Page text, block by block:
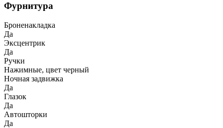
Фурнитура
Броненакладка
Да
Эксцентрик
Да
Ручки
Нажимные, цвет черный
Ночная задвижка
Да
Глазок
Да
Автошторки
Да